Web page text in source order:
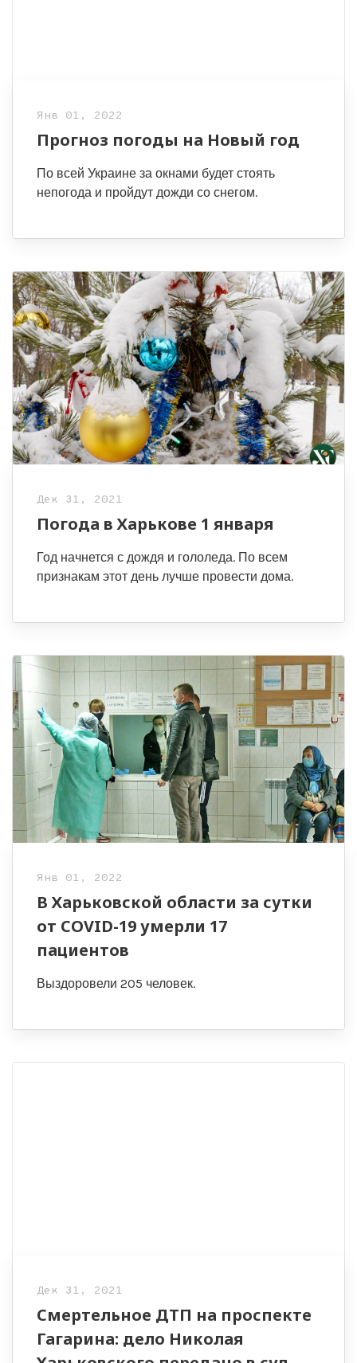
Янв 01, 2022
Прогноз погоды на Новый год
По всей Украине за окнами будет стоять
непогода и пройдут дожди со снегом.
Дек 31, 2021
Погода в Харькове 1 января
Год начнется с дождя и гололеда. По всем
признакам этот день лучше провести дома.
Янв 01, 2022
В Харьковской области за сутки
от COVID-19 умерли 17
пациентов
Выздоровели 205 человек.
Дек 31, 2021
Смертельное ДТП на проспекте
Гагарина: дело Николая